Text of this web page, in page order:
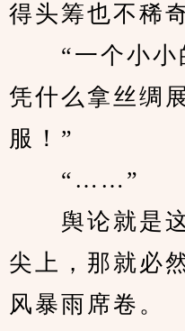
得头筹也不稀
“一个小小
凭什么拿丝绸
服！”
“……”
舆论就是这
尖上，那就必
风暴雨席卷。